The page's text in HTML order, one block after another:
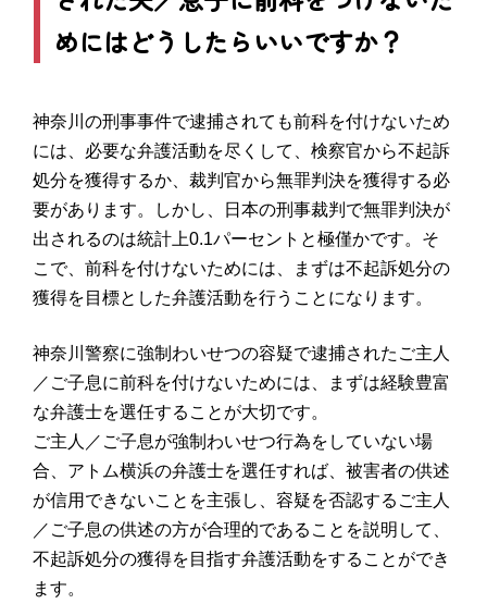
めにはどうしたらいいですか？
神奈川の刑事事件で逮捕されても前科を付けないため
には、必要な弁護活動を尽くして、検察官から不起訴
処分を獲得するか、裁判官から無罪判決を獲得する必
要があります。しかし、日本の刑事裁判で無罪判決が
出されるのは統計上0.1パーセントと極僅かです。そ
こで、前科を付けないためには、まずは不起訴処分の
獲得を目標とした弁護活動を行うことになります。
神奈川警察に強制わいせつの容疑で逮捕されたご主人
／ご子息に前科を付けないためには、まずは経験豊富
な弁護士を選任することが大切です。
ご主人／ご子息が強制わいせつ行為をしていない場
合、アトム横浜の弁護士を選任すれば、被害者の供述
が信用できないことを主張し、容疑を否認するご主人
／ご子息の供述の方が合理的であることを説明して、
不起訴処分の獲得を目指す弁護活動をすることができ
ます。